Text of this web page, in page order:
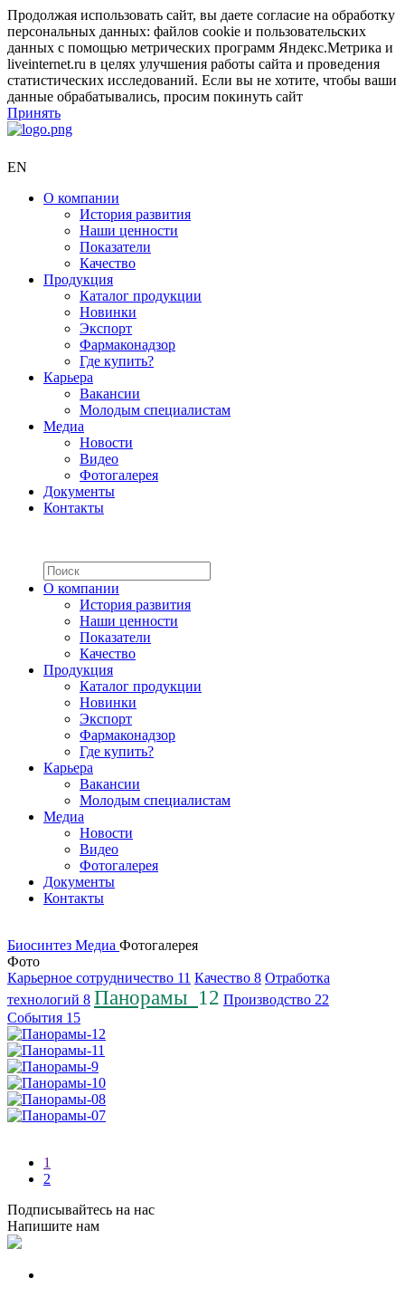
Продолжая использовать сайт, вы даете согласие на обработку
персональных данных: файлов cookie и пользовательских
данных с помощью метрических программ Яндекс.Метрика и
liveinternet.ru в целях улучшения работы сайта и проведения
статистических исследований. Если вы не хотите, чтобы ваши
данные обрабатывались, просим покинуть сайт
Принять
EN
О компании
История развития
Наши ценности
Показатели
Качество
Продукция
Каталог продукции
Новинки
Экспорт
Фармаконадзор
Где купить?
Карьера
Вакансии
Молодым специалистам
Медиа
Новости
Видео
Фотогалерея
Документы
Контакты
О компании
История развития
Наши ценности
Показатели
Качество
Продукция
Каталог продукции
Новинки
Экспорт
Фармаконадзор
Где купить?
Карьера
Вакансии
Молодым специалистам
Медиа
Новости
Видео
Фотогалерея
Документы
Контакты
Биосинтез Медиа Фотогалерея
Фото
Карьерное сотрудничество 11 Качество 8 Отработка
технологий 8 Панорамы 12 Производство 22
События 15
1
2
Подписывайтесь на нас
Напишите нам